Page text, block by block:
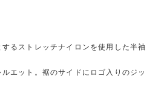
るストレッチナイロンを使用した半袖
エット。裾のサイドにロゴ入りのジッ